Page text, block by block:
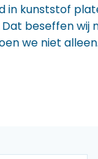
in kunststof
beseffen
we niet